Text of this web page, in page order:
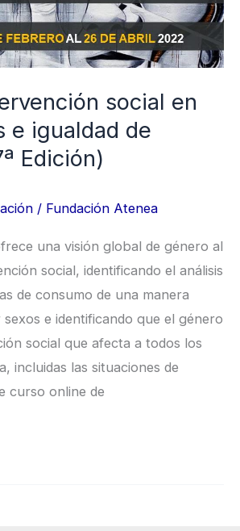
social en
e igualdad de
Edición)
/ Fundación Atenea
una visión global de género al
social, identificando el análisis
de consumo de una manera
e identificando que el género
social que afecta a todos los
incluidas las situaciones de
curso online de